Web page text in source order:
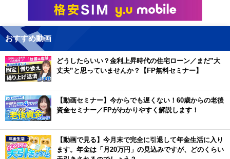
おすすめ動画
どうしたらいい？金利上昇時代の住宅ローン／まだ”大
丈夫”と思っていませんか？【FP無料セミナー】
【動画セミナー】今からでも遅くない！60歳からの老後
資金セミナー／FPがわかりやすく解説します！
【動画で見る】今月末で完全に引退して年金生活に入り
ます。年金は「月20万円」の見込みですが、どのくらい